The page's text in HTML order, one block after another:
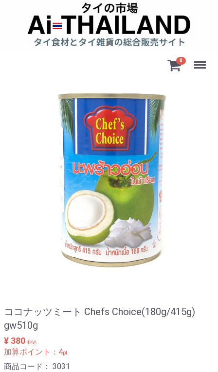
0 Menu
ココナッツミート Chefs Choice(180g/415g)
gw510g
¥ 380 税込
加算ポイント： 4pt
商品コード： 3031